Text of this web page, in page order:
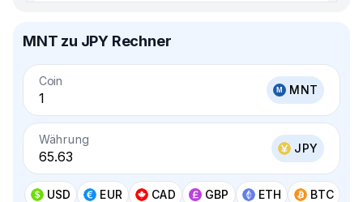
MNT zu JPY Rechner
Coin
MNT
Währung
JPY
USD EUR CAD GBP ETH BTC